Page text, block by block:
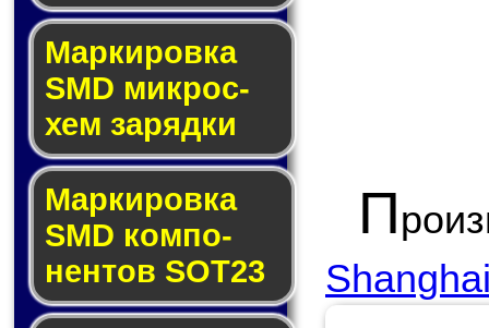
Маркировка
SMD мик­рос­
хем за­ряд­ки
Маркировка
SMD ком­по­
нен­тов SOT23
П